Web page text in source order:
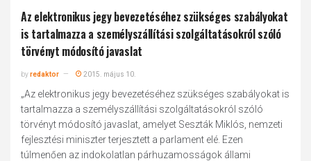
Az elektronikus jegy bevezetéséhez szükséges szabályokat
is tartalmazza a személyszállítási szolgáltatásokról szóló
törvényt módosító javaslat
byredaktor 2015. május 10.
„Az elektronikus jegy bevezetéséhez szükséges szabályokat is
tartalmazza a személyszállítási szolgáltatásokról szóló
törvényt módosító javaslat, amelyet Seszták Miklós, nemzeti
fejlesztési miniszter terjesztett a parlament elé. Ezen
túlmenően az indokolatlan párhuzamosságok állami